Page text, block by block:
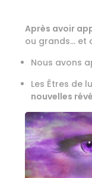
Après avoir
ou grands… et
Nous avons
Les Êtres de
nouvelles